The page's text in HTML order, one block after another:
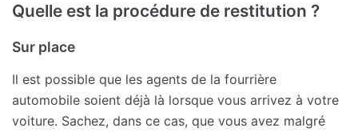
Quelle est la procédure de restitution ?
Sur place
Il est possible que les agents de la fourrière
automobile soient déjà là lorsque vous arrivez à votre
voiture. Sachez, dans ce cas, que vous avez malgré